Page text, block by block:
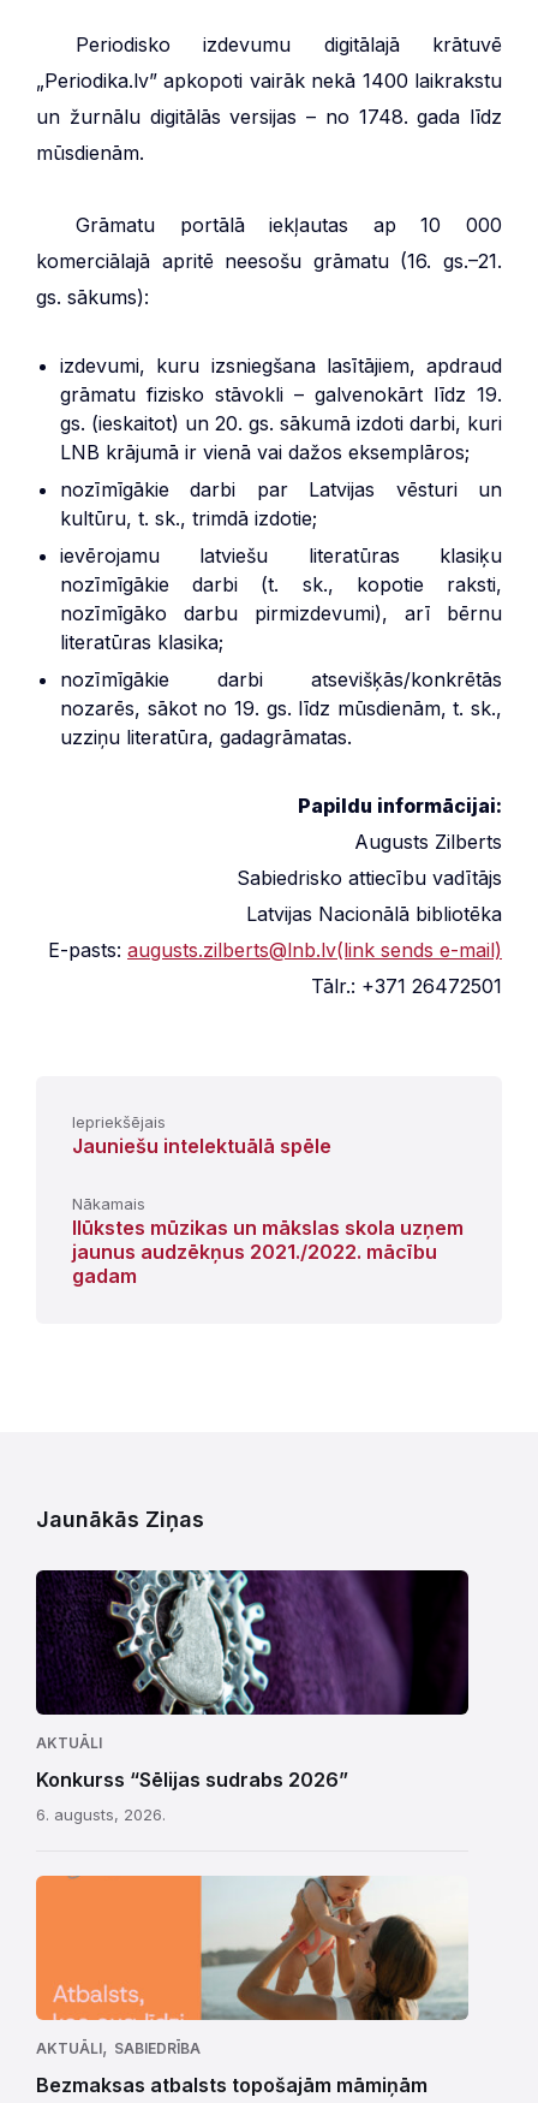
Periodisko izdevumu digitālajā krātuvē
„Periodika.lv” apkopoti vairāk nekā 1400 laikrakstu
un žurnālu digitālās versijas – no 1748. gada līdz
mūsdienām.
Grāmatu portālā iekļautas ap 10 000
komerciālajā apritē neesošu grāmatu (16. gs.–21.
gs. sākums):
izdevumi, kuru izsniegšana lasītājiem, apdraud
grāmatu fizisko stāvokli – galvenokārt līdz 19.
gs. (ieskaitot) un 20. gs. sākumā izdoti darbi, kuri
LNB krājumā ir vienā vai dažos eksemplāros;
nozīmīgākie darbi par Latvijas vēsturi un
kultūru, t. sk., trimdā izdotie;
ievērojamu latviešu literatūras klasiķu
nozīmīgākie darbi (t. sk., kopotie raksti,
nozīmīgāko darbu pirmizdevumi), arī bērnu
literatūras klasika;
nozīmīgākie darbi atsevišķās/konkrētās
nozarēs, sākot no 19. gs. līdz mūsdienām, t. sk.,
uzziņu literatūra, gadagrāmatas.
Papildu informācijai:
Augusts Zilberts
Sabiedrisko attiecību vadītājs
Latvijas Nacionālā bibliotēka
E-pasts: augusts.zilberts@lnb.lv(link sends e-mail)
Tālr.: +371 26472501
Iepriekšējais
Jauniešu intelektuālā spēle
Nākamais
Ilūkstes mūzikas un mākslas skola uzņem
jaunus audzēkņus 2021./2022. mācību
gadam
Jaunākās Ziņas
AKTUĀLI
Konkurss “Sēlijas sudrabs 2026”
6. augusts, 2026.
AKTUĀLI, SABIEDRĪBA
Bezmaksas atbalsts topošajām māmiņām